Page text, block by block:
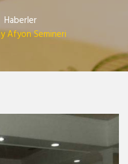
Haberler
Afyon Semineri